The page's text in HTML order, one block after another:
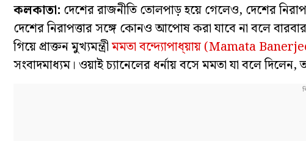
কলকাতা: দেশের রাজনীতি তোলপাড় হয়ে গেলেও, দেশের
দেশের নিরাপত্তার সঙ্গে কোনও আপোষ করা যাবে না বলে বারবার
গিয়ে প্রাক্তন মুখ্যমন্ত্রীমমতা বন্দ্যোপাধ্য়ায় (Mamata
সংবাদমাধ্যম। ওয়াই চ্যানেলের ধর্নায় বসে মমতা যা বলে